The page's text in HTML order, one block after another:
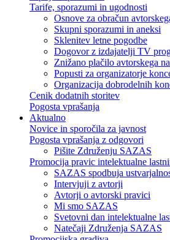
Tarife, sporazumi in ugodnosti
Osnove za obračun
Skupni sporazumi in aneksi
Sklenitev letne pogodbe
Dogovor z izdajatelji TV
Znižano plačilo avtorskega
Popusti za organizatorje
Organizacija dobrodelnih
Cenik dodatnih storitev
Pogosta vprašanja
Aktualno
Novice in sporočila za javnost
Pogosta vprašanja z odgovori
Pišite Združenju SAZAS
Promocija pravic intelektualne
SAZAS spodbuja
Intervjuji z avtorji
Avtorji o avtorski pravici
Mi smo SAZAS
Svetovni dan intelektualne
Natečaji Združenja SAZAS